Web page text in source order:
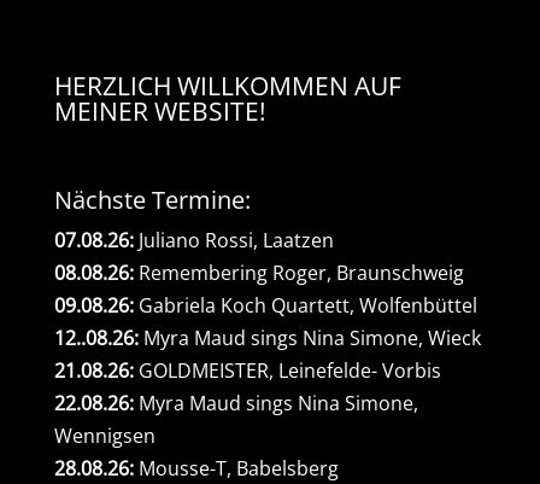
HERZLICH WILLKOMMEN AUF
MEINER WEBSITE!
Nächste Termine:
07.08.26:Juliano Rossi, Laatzen
08.08.26:Remembering Roger, Braunschweig
09.08.26:Gabriela Koch Quartett, Wolfenbüttel
12..08.26:Myra Maud sings Nina Simone, Wieck
21.08.26:GOLDMEISTER, Leinefelde- Vorbis
22.08.26:Myra Maud sings Nina Simone,
Wennigsen
28.08.26:Mousse-T, Babelsberg